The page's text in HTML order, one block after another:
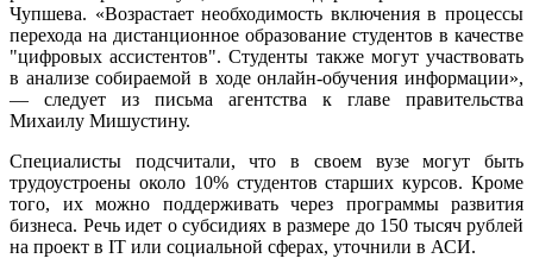
Чупшева. «Возрастает необходимость включения в процессы
перехода на дистанционное образование студентов в качестве
"цифровых ассистентов". Студенты также могут участвовать
в анализе собираемой в ходе онлайн-обучения информации»,
— следует из письма агентства к главе правительства
Михаилу Мишустину.
Специалисты подсчитали, что в своем вузе могут быть
трудоустроены около 10% студентов старших курсов. Кроме
того, их можно поддерживать через программы развития
бизнеса. Речь идет о субсидиях в размере до 150 тысяч рублей
на проект в IT или социальной сферах, уточнили в АСИ.